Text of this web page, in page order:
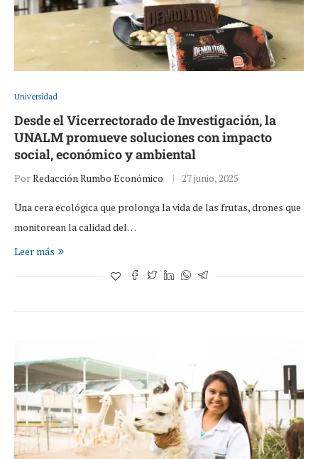
Universidad
Desde el Vicerrectorado de Investigación, la
UNALM promueve soluciones con impacto
social, económico y ambiental
PorRedacción Rumbo Económico 27 junio, 2025
Una cera ecológica que prolonga la vida de las frutas, drones que
monitorean la calidad del…
Leer más